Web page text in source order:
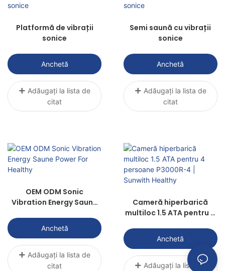
Platformă de vibrații
sonice
Anchetă
Adăugați la lista de
citat
Semi saună cu vibrații
sonice
Anchetă
Adăugați la lista de
citat
OEM ODM Sonic
Vibration Energy Saune
Anchetă
Adăugați la lista de
citat
Cameră hiperbarică
multiloc 1.5 ATA pentru 4
Sunwith Healthy
Anchetă
Adăugați la lista de